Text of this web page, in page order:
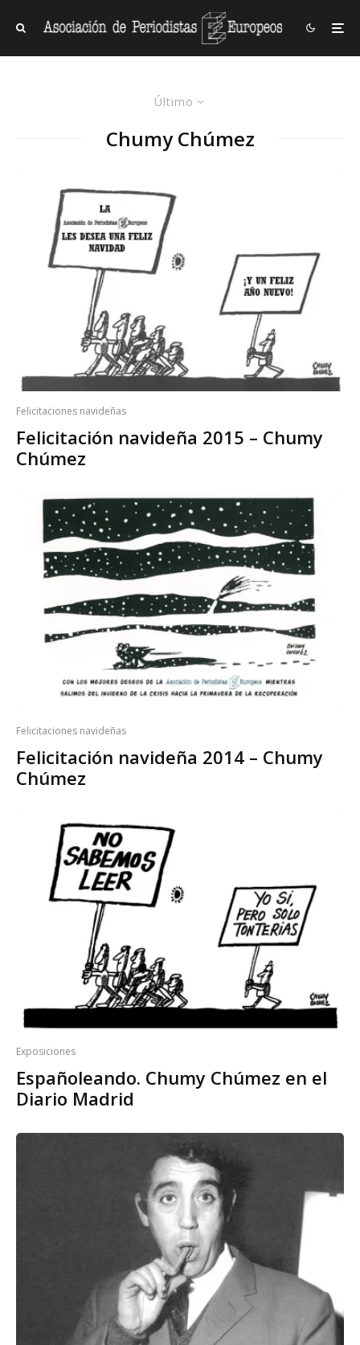
Último
Chumy Chúmez
Felicitaciones navideñas
Felicitación navideña 2015 – Chumy
Chúmez
Felicitaciones navideñas
Felicitación navideña 2014 – Chumy
Chúmez
Exposiciones
Españoleando. Chumy Chúmez en el
Diario Madrid